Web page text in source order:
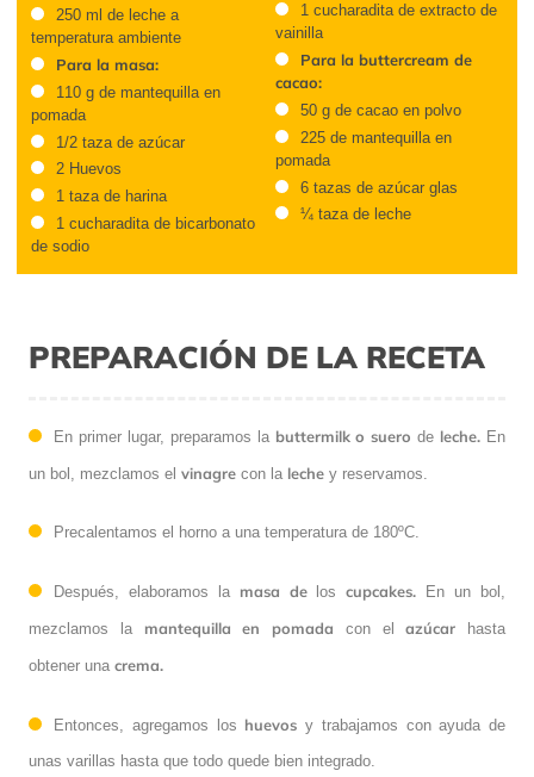
250 ml de leche a
temperatura ambiente
Para la masa:
110 g de mantequilla en
pomada
1/2 taza de azúcar
2 Huevos
1 taza de harina
1 cucharadita de bicarbonato
de sodio
1 cucharadita de extracto de
vainilla
Para la buttercream de
cacao:
50 g de cacao en polvo
225 de mantequilla en
pomada
6 tazas de azúcar glas
¼ taza de leche
PREPARACIÓN DE LA RECETA
En primer lugar, preparamos la buttermilk o suero de leche. En
un bol, mezclamos el vinagre con la leche y reservamos.
Precalentamos el horno a una temperatura de 180ºC.
Después, elaboramos la masa deloscupcakes. En un bol,
mezclamos la mantequilla en pomada con elazúcar hasta
obtener una crema.
Entonces, agregamos los huevos y trabajamos con ayuda de
unas varillas hasta que todo quede bien integrado.